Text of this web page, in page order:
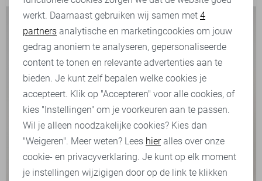
-50%
Analytische cookies
Marketing cookies
werkt. Daarnaast gebruiken wij samen met 4
partners analytische en marketingcookies om jouw
gedrag anoniem te analyseren, gepersonaliseerde
content te tonen en relevante advertenties aan te
bieden. Je kunt zelf bepalen welke cookies je
accepteert. Klik op "Accepteren" voor alle cookies, of
kies "Instellingen" om je voorkeuren aan te passen.
Wil je alleen noodzakelijke cookies? Kies dan
"Weigeren". Meer weten? Lees hieralles over onze
cookie- en privacyverklaring. Je kunt op elk moment
je instellingen wijzigigen door op de link te klikken